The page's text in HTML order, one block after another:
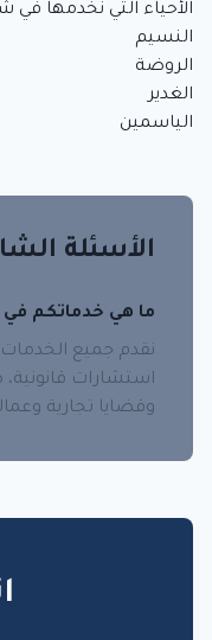
الأحياء التي نخدمها في
النسيم
الروضة
الغدير
الياسمين
الأسئلة
ما هي خدماتكم
نقدم جميع
استشارات قانونية،
وقضايا تجارية